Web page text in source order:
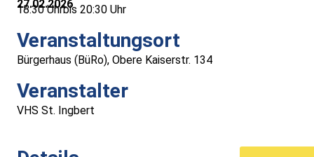
Links
Gästebuch
Impressum
27.02.2026
18:30 Uhrbis 20:30 Uhr
Veranstaltungsort
Bürgerhaus (BüRo), Obere Kaiserstr. 134
Veranstalter
VHS St. Ingbert